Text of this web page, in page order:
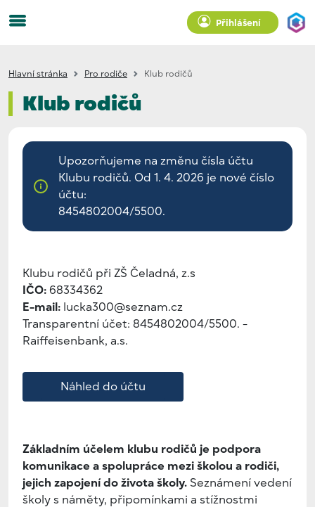
Přihlášení
Hlavní stránka Pro rodiče Klub rodičů
Klub rodičů
Upozorňujeme na změnu čísla účtu
Klubu rodičů. Od 1. 4. 2026 je nové číslo
účtu:
8454802004/5500.
Klubu rodičů při ZŠ Čeladná, z.s
IČO:68334362
E-mail: lucka300@seznam.cz
Transparentní účet: 8454802004/5500. -
Raiffeisenbank, a.s.
Náhled do účtu
Základním účelem klubu rodičů je podpora
komunikace a spolupráce mezi školou a rodiči,
jejich zapojení do života školy.Seznámení vedení
školy s náměty, připomínkami a stížnostmi